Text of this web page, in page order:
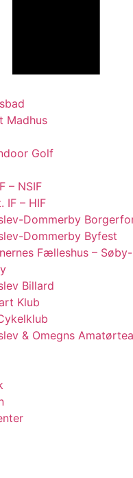
Madhus
Golf
– NSIF
IF – HIF
Dommerby
Dommerby Byfest
Fælleshus –
Billard
Klub
& Omegns